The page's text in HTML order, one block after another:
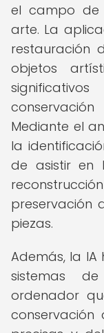
el campo de
arte. La
restauración
objetos
Mediante el
la
de asistir en
preservación
piezas.
Además, la
sistemas
ordenador
conservación